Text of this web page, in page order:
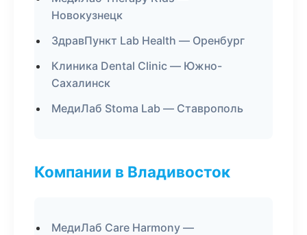
Новокузнецк
ЗдравПункт Lab Health — Оренбург
Клиника Dental Clinic — Южно-
Сахалинск
МедиЛаб Stoma Lab — Ставрополь
Компании в Владивосток
МедиЛаб Care Harmony —